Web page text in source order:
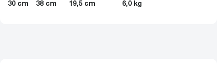
30 cm
38 cm
19,5 cm
6,0 kg